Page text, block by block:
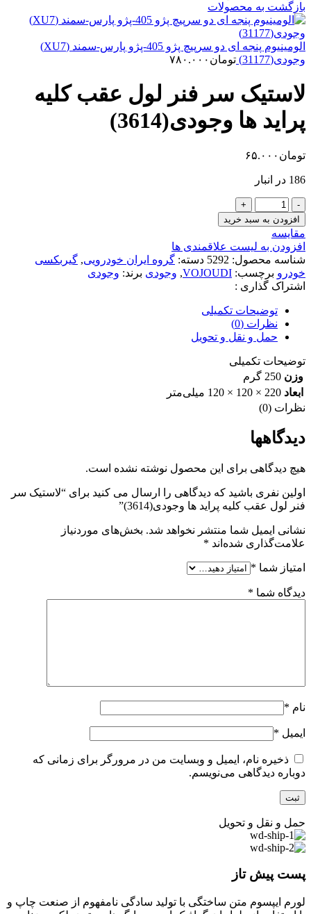
بازگشت به محصولات
الومینیوم پنجه ای دو سرپیچ پژو 405-پژو پارس-سمند (XU7)
وجودی(31177)
تومان ۷۸۰.۰۰۰
لاستیک سر فنر لول عقب کلیه
پراید ها وجودی(3614)
تومان ۶۵.۰۰۰
186 در انبار
لاستیک
سر
فنر
لول
عقب
پراید
ها
وجودی(3614)
عدد
افزودن به سبد خرید
مقایسه
افزودن به لیست علاقمندی ها
شناسه محصول: 5292 دسته: گروه ایران خودرویی, گیربکسی
خودرو برچسب: VOJOUDI
, وجودی برند: وجودی
اشتراک گذاری :
توضیحات تکمیلی
نظرات (0)
حمل و نقل و تحویل
توضیحات تکمیلی
وزن 250 گرم
ابعاد 220 × 120 × 120 میلی‌متر
نظرات (0)
دیدگاهها
هیچ دیدگاهی برای این محصول نوشته نشده است.
اولین نفری باشید که دیدگاهی را ارسال می کنید برای “لاستیک سر
فنر لول عقب کلیه پراید ها وجودی(3614)”
نشانی ایمیل شما منتشر نخواهد شد. بخش‌های موردنیاز
علامت‌گذاری شده‌اند *
امتیاز شما *
دیدگاه شما *
نام *
ایمیل *
ذخیره نام، ایمیل و وبسایت من در مرورگر برای زمانی که
دوباره دیدگاهی می‌نویسم.
حمل و نقل و تحویل
پست پیش تاز
لورم ایپسوم متن ساختگی با تولید سادگی نامفهوم از صنعت چاپ و